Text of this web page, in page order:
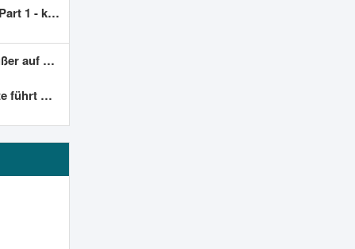
helfen?
VPS?
der alte Code